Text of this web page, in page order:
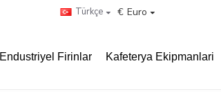
Türkçe € Euro
Endustriyel Firinlar Kafeterya Ekipmanlari